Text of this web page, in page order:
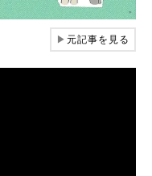
▶元記事を見る